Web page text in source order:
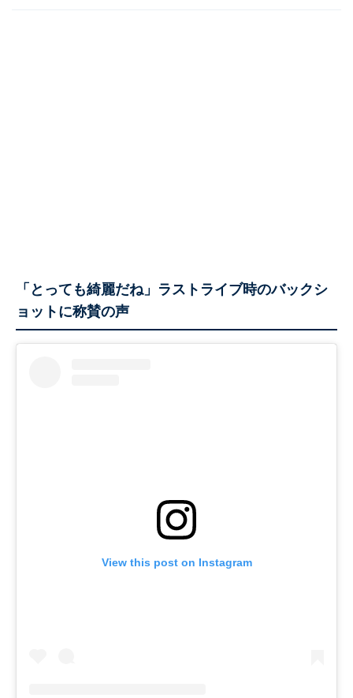
「とっても綺麗だね」ラストライブ時のバックシ
ョットに称賛の声
View this post on Instagram